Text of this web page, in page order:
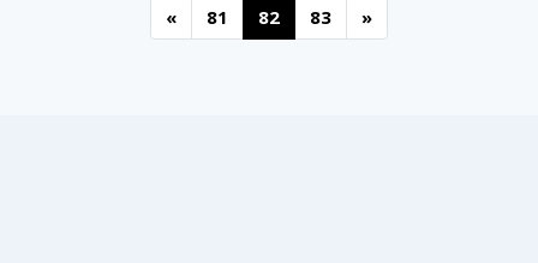
« 81 82 83 »